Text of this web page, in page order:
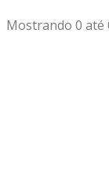
Mostrando 0 até